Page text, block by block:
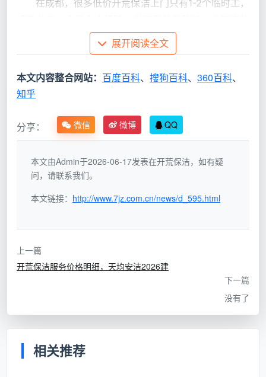
在成都，很多低价开荒保洁上门只有1-2个临时工，
就拖时间。而专业团队依靠的是明确的
责和标准化工序，每个人知道自己负责哪几项、先做什
么后做什么、做到什么标准才算合格。
维
无岗位职责的散工模式
有岗位职责的团队模
式（天均安洁标准）
人
1-2人临时拼凑，无固
2-3人自有固定团队，
作
业
“看到哪儿脏擦哪儿”，
按12项精保洁清单分
质
稳
今天这个工人和明天那
个工人，做出来的标准
展开阅读全文
本文内容整合网站： 百度百科、 搜狗百科、 360百科、
知乎
分享： 微信 微博 QQ
本文由Admin于2026-06-17发表在开荒保洁，如有疑
问，请联系我们。
本文链接： http://www.7jz.com.cn/news/d_595.html
上一篇
开荒保洁服务价格明细，天均安洁2026建
下一篇
没有了
相关推荐